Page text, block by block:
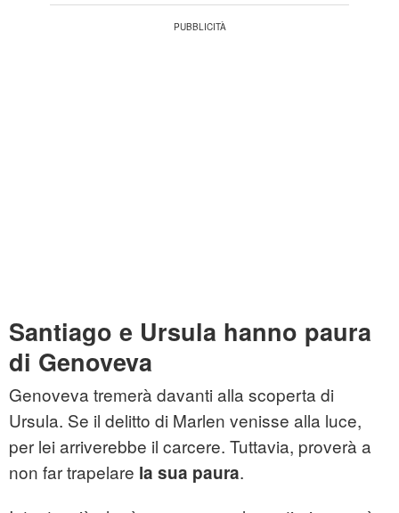
Santiago e Ursula hanno paura
di Genoveva
Genoveva tremerà davanti alla scoperta di
Ursula. Se il delitto di Marlen venisse alla luce,
per lei arriverebbe il carcere. Tuttavia, proverà a
non far trapelare la sua paura.